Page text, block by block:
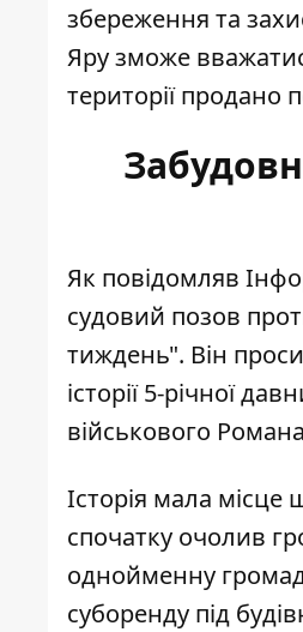
збереження та
Яру зможе
території продано
Як повідомляв
судовий позов
тиждень". Він
історії 5-річної
військового
Історія мала
спочатку очолив
однойменну
суборенду під